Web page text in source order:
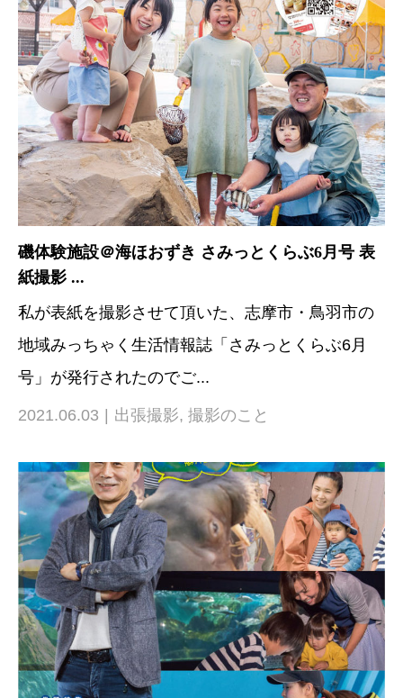
磯体験施設＠海ほおずき さみっとくらぶ6月号 表
紙撮影 ...
私が表紙を撮影させて頂いた、志摩市・鳥羽市の
地域みっちゃく生活情報誌「さみっとくらぶ6月
号」が発行されたのでご...
2021.06.03 出張撮影, 撮影のこと